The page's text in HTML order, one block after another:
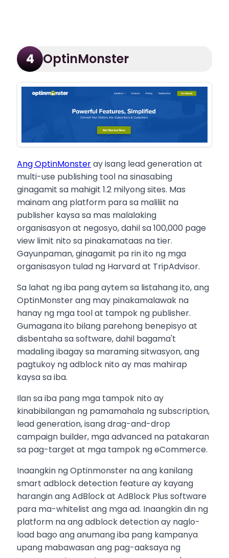
4 OptinMonster
Ang OptinMonsteray isang lead generation at
multi-use publishing tool na sinasabing
ginagamit sa mahigit 1.2 milyong sites. Mas
mainam ang platform para sa maliliit na
publisher kaysa sa mas malalaking
organisasyon at negosyo, dahil sa 100,000 page
view limit nito sa pinakamataas na tier.
Gayunpaman, ginagamit pa rin ito ng mga
organisasyon tulad ng Harvard at TripAdvisor.
Sa lahat ng iba pang aytem sa listahang ito, ang
OptinMonster ang may pinakamalawak na
hanay ng mga tool at tampok ng publisher.
Gumagana ito bilang parehong benepisyo at
disbentaha sa software, dahil bagama't
madaling ibagay sa maraming sitwasyon, ang
pagtukoy ng adblock nito ay mas mahirap
kaysa sa iba.
Ilan sa iba pang mga tampok nito ay
kinabibilangan ng pamamahala ng subscription,
lead generation, isang drag-and-drop
campaign builder, mga advanced na patakaran
sa pag-target at mga tampok ng eCommerce.
Inaangkin ng Optinmonster na ang kanilang
smart adblock detection feature ay kayang
harangin ang AdBlock at AdBlock Plus software
para ma-whitelist ang mga ad. Inaangkin din ng
platform na ang adblock detection ay naglo-
load bago ang anumang iba pang kampanya
upang mabawasan ang pag-aaksaya ng